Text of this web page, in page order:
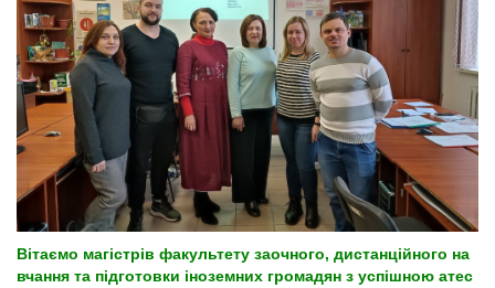
Вітаємо магістрів факультету заочного, дистанційного на
вчання та підготовки іноземних громадян з успішною атес